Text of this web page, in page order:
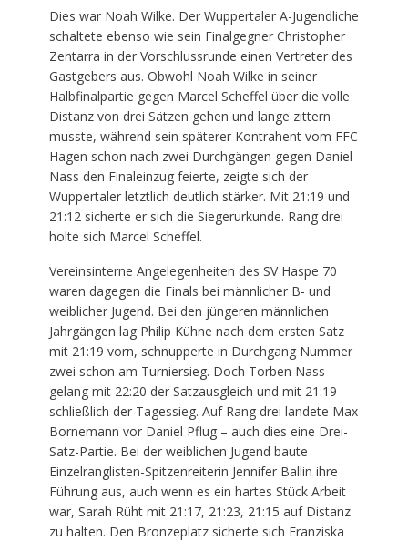
Dies war Noah Wilke. Der Wuppertaler A-Jugendliche
schaltete ebenso wie sein Finalgegner Christopher
Zentarra in der Vorschlussrunde einen Vertreter des
Gastgebers aus. Obwohl Noah Wilke in seiner
Halbfinalpartie gegen Marcel Scheffel über die volle
Distanz von drei Sätzen gehen und lange zittern
musste, während sein späterer Kontrahent vom FFC
Hagen schon nach zwei Durchgängen gegen Daniel
Nass den Finaleinzug feierte, zeigte sich der
Wuppertaler letztlich deutlich stärker. Mit 21:19 und
21:12 sicherte er sich die Siegerurkunde. Rang drei
holte sich Marcel Scheffel.
Vereinsinterne Angelegenheiten des SV Haspe 70
waren dagegen die Finals bei männlicher B- und
weiblicher Jugend. Bei den jüngeren männlichen
Jahrgängen lag Philip Kühne nach dem ersten Satz
mit 21:19 vorn, schnupperte in Durchgang Nummer
zwei schon am Turniersieg. Doch Torben Nass
gelang mit 22:20 der Satzausgleich und mit 21:19
schließlich der Tagessieg. Auf Rang drei landete Max
Bornemann vor Daniel Pflug – auch dies eine Drei-
Satz-Partie. Bei der weiblichen Jugend baute
Einzelranglisten-Spitzenreiterin Jennifer Ballin ihre
Führung aus, auch wenn es ein hartes Stück Arbeit
war, Sarah Rüht mit 21:17, 21:23, 21:15 auf Distanz
zu halten. Den Bronzeplatz sicherte sich Franziska